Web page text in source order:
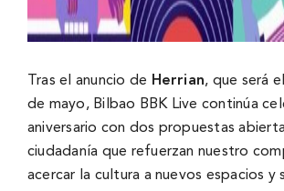
Tras el anuncio de Herrian, que será
de mayo, Bilbao BBK Live continúa
aniversario con dos propuestas
ciudadanía que refuerzan nuestro
acercar la cultura a nuevos espacios y